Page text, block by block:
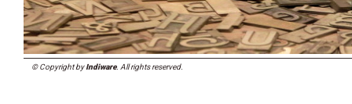
© Copyright byIndiware. All rights reserved.